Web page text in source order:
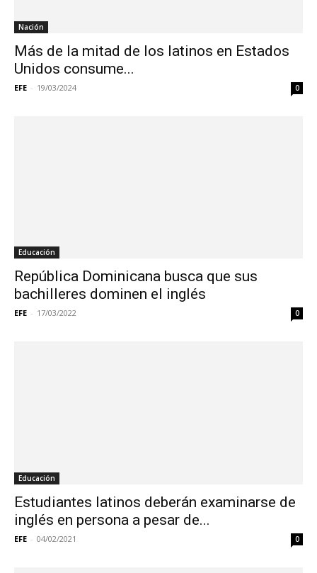
Nación
Más de la mitad de los latinos en Estados
Unidos consume...
EFE - 19/03/2024 0
Educación
República Dominicana busca que sus
bachilleres dominen el inglés
EFE - 17/03/2022 0
Educación
Estudiantes latinos deberán examinarse de
inglés en persona a pesar de...
EFE - 04/02/2021 0